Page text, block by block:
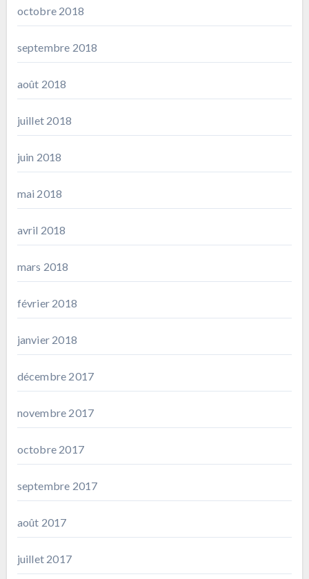
octobre 2018
septembre 2018
août 2018
juillet 2018
juin 2018
mai 2018
avril 2018
mars 2018
février 2018
janvier 2018
décembre 2017
novembre 2017
octobre 2017
septembre 2017
août 2017
juillet 2017